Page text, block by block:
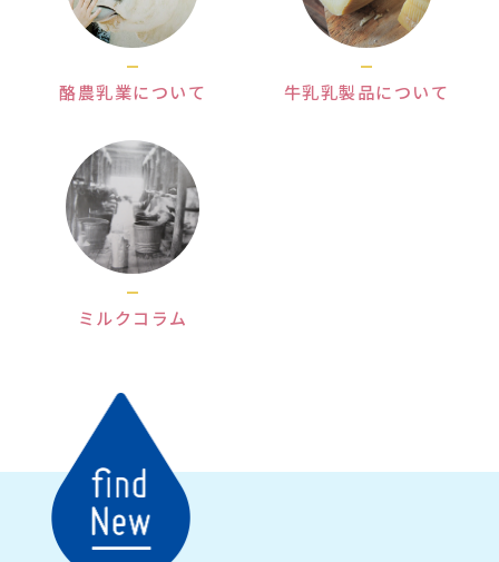
酪農乳業について 牛乳乳製品について
ミルクコラム